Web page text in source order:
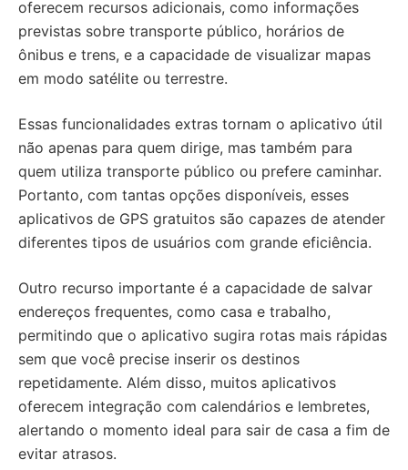
oferecem recursos adicionais, como informações
previstas sobre transporte público, horários de
ônibus e trens, e a capacidade de visualizar mapas
em modo satélite ou terrestre.
Essas funcionalidades extras tornam o aplicativo útil
não apenas para quem dirige, mas também para
quem utiliza transporte público ou prefere caminhar.
Portanto, com tantas opções disponíveis, esses
aplicativos de GPS gratuitos são capazes de atender
diferentes tipos de usuários com grande eficiência.
Outro recurso importante é a capacidade de salvar
endereços frequentes, como casa e trabalho,
permitindo que o aplicativo sugira rotas mais rápidas
sem que você precise inserir os destinos
repetidamente. Além disso, muitos aplicativos
oferecem integração com calendários e lembretes,
alertando o momento ideal para sair de casa a fim de
evitar atrasos.